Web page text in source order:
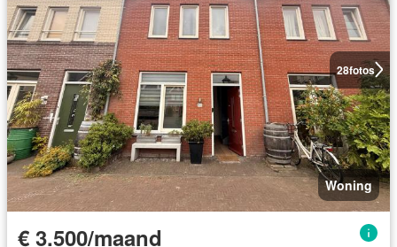
28fotos
Woning
€ 3.500/maand